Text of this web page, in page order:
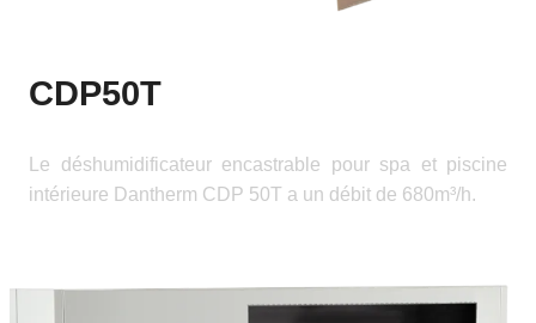
CDP50T
Le déshumidificateur encastrable pour spa et piscine
intérieure Dantherm CDP 50T a un débit de 680m³/h.